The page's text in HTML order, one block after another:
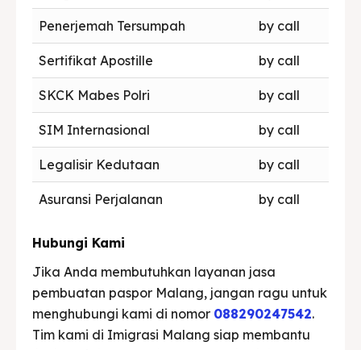
Penerjemah Tersumpah by call
Sertifikat Apostille by call
SKCK Mabes Polri by call
SIM Internasional by call
Legalisir Kedutaan by call
Asuransi Perjalanan by call
Hubungi Kami
Jika Anda membutuhkan layanan jasa
pembuatan paspor Malang, jangan ragu untuk
menghubungi kami di nomor 088290247542.
Tim kami di Imigrasi Malang siap membantu